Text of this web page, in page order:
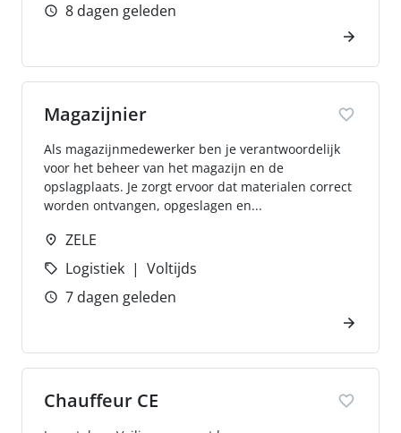
8 dagen geleden
Magazijnier
Als magazijnmedewerker ben je verantwoordelijk
voor het beheer van het magazijn en de
opslagplaats. Je zorgt ervoor dat materialen correct
worden ontvangen, opgeslagen en...
ZELE
Logistiek
Voltijds
7 dagen geleden
Chauffeur CE